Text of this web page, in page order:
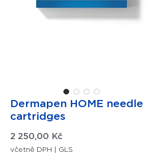
Dermapen HOME needle
cartridges
2 250,00 Kč
včetně DPH GLS